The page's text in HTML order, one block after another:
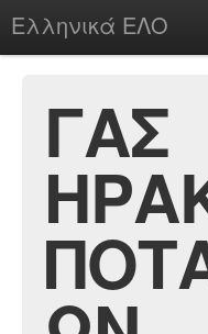
Ελληνικά ΕΛΟ
chesstu.be @ discord
Login
ΓΑΣ